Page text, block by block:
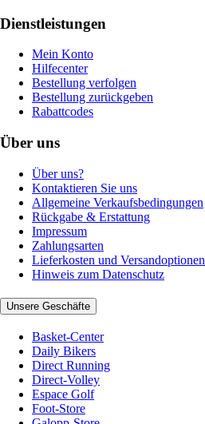
Dienstleistungen
Mein Konto
Hilfecenter
Bestellung verfolgen
Bestellung zurückgeben
Rabattcodes
Über uns
Über uns?
Kontaktieren Sie uns
Allgemeine Verkaufsbedingungen
Rückgabe & Erstattung
Impressum
Zahlungsarten
Lieferkosten und Versandoptionen
Hinweis zum Datenschutz
Unsere Geschäfte
Basket-Center
Daily Bikers
Direct Running
Direct-Volley
Espace Golf
Foot-Store